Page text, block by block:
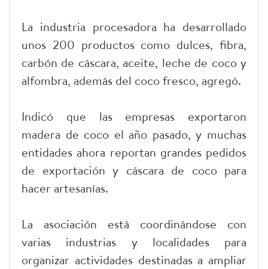
La industria procesadora ha desarrollado
unos 200 productos como dulces, fibra,
carbón de cáscara, aceite, leche de coco y
alfombra, además del coco fresco, agregó.
Indicó que las empresas exportaron
madera de coco el año pasado, y muchas
entidades ahora reportan grandes pedidos
de exportación y cáscara de coco para
hacer artesanías.
La asociación está coordinándose con
varias industrias y localidades para
organizar actividades destinadas a ampliar